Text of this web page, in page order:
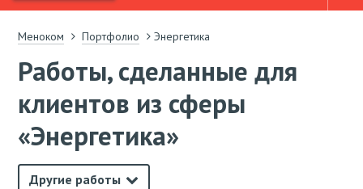
Меноком Портфолио Энергетика
Работы, сделанные для
клиентов из сферы
«Энергетика»
Другие работы